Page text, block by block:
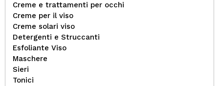
Creme e trattamenti per occhi
Creme per il viso
Creme solari viso
Detergenti e Struccanti
Esfoliante Viso
Maschere
Sieri
Tonici